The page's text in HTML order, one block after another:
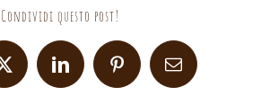
Condividi questo post!
X LinkedInPinterestEmail